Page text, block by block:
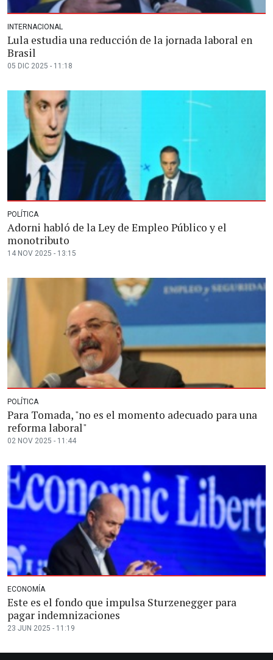
INTERNACIONAL
Lula estudia una reducción de la jornada laboral en
Brasil
05 DIC 2025 - 11:18
POLÍTICA
Adorni habló de la Ley de Empleo Público y el
monotributo
14 NOV 2025 - 13:15
POLÍTICA
Para Tomada, "no es el momento adecuado para una
reforma laboral"
02 NOV 2025 - 11:44
ECONOMÍA
Este es el fondo que impulsa Sturzenegger para
pagar indemnizaciones
23 JUN 2025 - 11:19